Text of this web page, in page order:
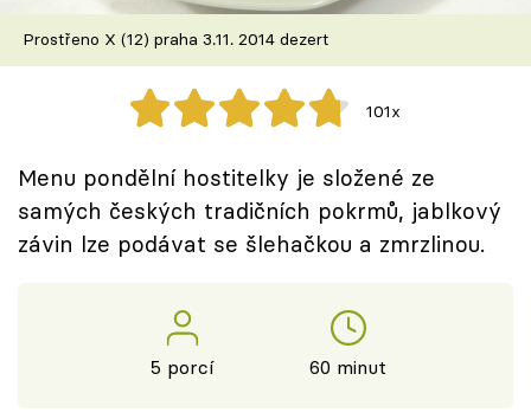
Škola vaření
Recepty z TV
Speciál: Cuketa
Těhotnej kuchař
Sledujte prima+
Prostřeno X (12) praha 3.11. 2014 dezert
101x
Menu pondělní hostitelky je složené ze
samých českých tradičních pokrmů, jablkový
závin lze podávat se šlehačkou a zmrzlinou.
5 porcí 60 minut